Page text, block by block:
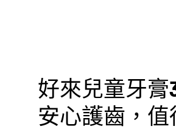
好來兒童牙膏
安心護齒，值